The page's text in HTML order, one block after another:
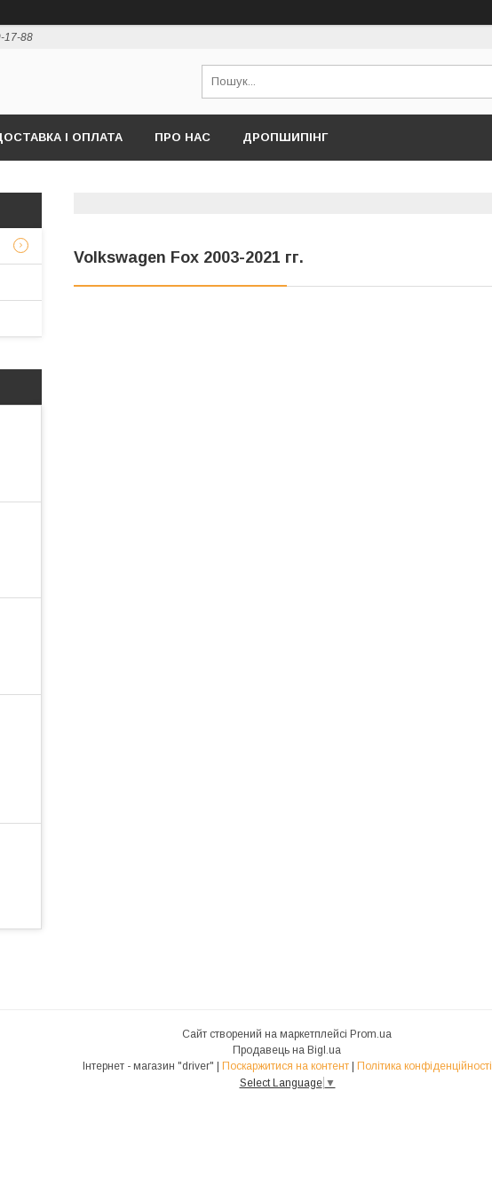
17-88
І ОПЛАТА ПРО НАС ДРОПШИПІНГ
Volkswagen Fox 2003-2021 гг.
Сайт створений на маркетплейсі Prom.ua
Продавець на Bigl.ua
Інтернет - магазин "driver" | Поскаржитися на контент | Політика конфіденційності
Select Language ▼